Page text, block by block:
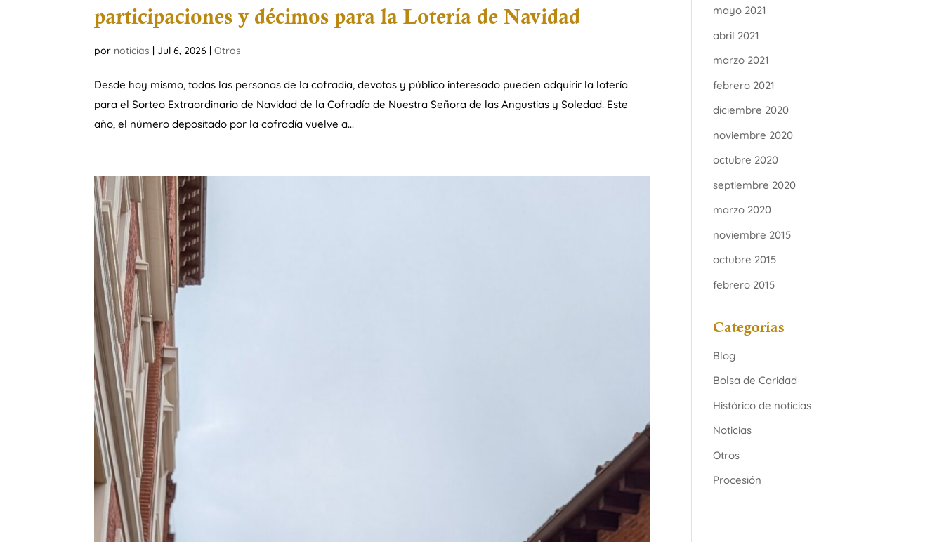
participaciones y décimos para la Lotería de Navidad
por noticias | Jul 6, 2026 |Otros
Desde hoy mismo, todas las personas de la cofradía, devotas y público interesado pueden adquirir la lotería
para el Sorteo Extraordinario de Navidad de la Cofradía de Nuestra Señora de las Angustias y Soledad. Este
año, el número depositado por la cofradía vuelve a...
mayo 2021
abril 2021
marzo 2021
febrero 2021
diciembre 2020
noviembre 2020
octubre 2020
septiembre 2020
marzo 2020
noviembre 2015
octubre 2015
febrero 2015
Categorías
Blog
Bolsa de Caridad
Histórico de noticias
Noticias
Otros
Procesión